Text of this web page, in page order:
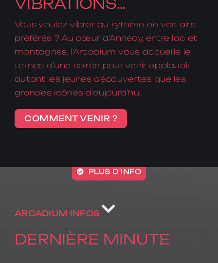
CONCERT
05.11.26 • 20H
PLUS D'INFO
Vous voulez vibrer au rythme de vos airs
préférés ? Au cœur d’Annecy, entre lac et
montagnes, l’Arcadium vous accueille le
temps d’une soirée pour venir applaudir
autant les jeunes découvertes que les
grandes icônes d’aujourd’hui.
COMMENT VENIR ?
ARCADIUM INFOS
DERNIÈRE MINUTE